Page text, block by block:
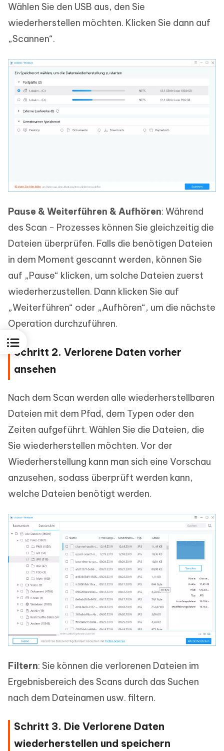
Wählen Sie den USB aus, den Sie
wiederherstellen möchten. Klicken Sie dann auf
„Scannen“.
Pause & Weiterführen & Aufhören: Während
des Scan - Prozesses können Sie gleichzeitig die
Dateien überprüfen. Falls die benötigen Dateien
in dem Moment gescannt werden, können Sie
auf „Pause“ klicken, um solche Dateien zuerst
wiederherzustellen. Dann klicken Sie auf
„Weiterführen“ oder „Aufhören“, um die nächste
Operation durchzuführen.
Schritt 2. Verlorene Daten vorher
ansehen
Nach dem Scan werden alle wiederherstellbaren
Dateien mit dem Pfad, dem Typen oder den
Zeiten aufgeführt. Wählen Sie die Dateien, die
Sie wiederherstellen möchten. Vor der
Wiederherstellung kann man sich eine Vorschau
anzusehen, sodass überprüft werden kann,
welche Dateien benötigt werden.
Filtern: Sie können die verlorenen Dateien im
Ergebnisbereich des Scans durch das Suchen
nach dem Dateinamen usw. filtern.
Schritt 3. Die Verlorene Daten
wiederherstellen und speichern